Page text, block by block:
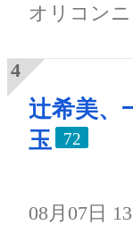
オリコン
辻希美、
玉
72
08月07日